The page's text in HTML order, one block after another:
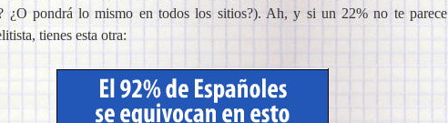
¿O pondrá lo mismo en todos los sitios?). Ah, y si un 22% no te parece
tienes esta otra: